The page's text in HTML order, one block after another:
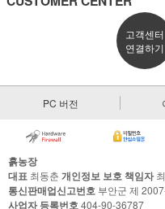
고객센터
연결하기
PC 버전
흙농장
대표 최동춘 개인정보 보호 책임자
통신판매업신고번호 부안군 제
사업자 등록번호404-90-36787